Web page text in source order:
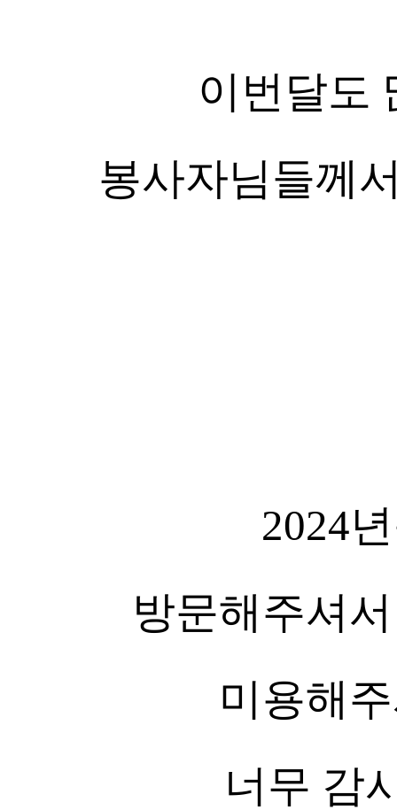
이번달도
봉사자님들께
2024
방문해주셔
미용해
너무 감